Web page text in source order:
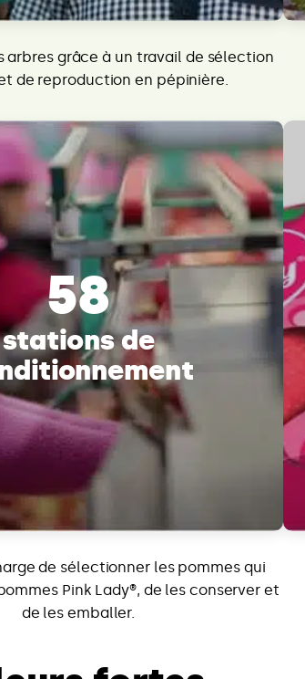
arbres grâce à un travail de sélection
de reproduction en pépinière.
58
stations de
de sélectionner les pommes qui
Pink Lady®, de les conserver et
de les emballer.